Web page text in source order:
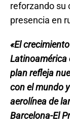
reforzando su
presencia en
«El
Latinoamérica
plan refleja
con el mundo
aerolínea de
Barcelona-El